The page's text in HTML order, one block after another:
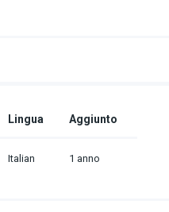
Lingua Aggiunto
Italian 1 anno